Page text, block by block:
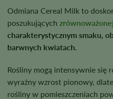
Odmiana Cereal Milk to
poszukujących
charakterystycznym smaku,
barwnych kwiatach.
Rośliny mogą intensywnie się
wyraźny wzrost pionowy,
rośliny w pomieszczeniach